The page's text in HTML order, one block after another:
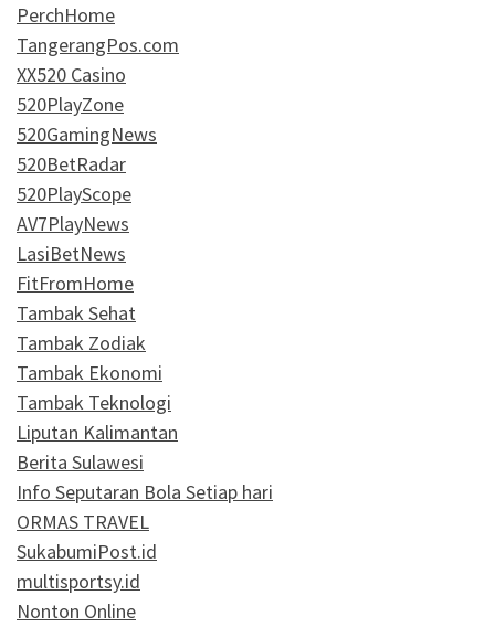
PerchHome
TangerangPos.com
XX520 Casino
520PlayZone
520GamingNews
520BetRadar
520PlayScope
AV7PlayNews
LasiBetNews
FitFromHome
Tambak Sehat
Tambak Zodiak
Tambak Ekonomi
Tambak Teknologi
Liputan Kalimantan
Berita Sulawesi
Info Seputaran Bola Setiap hari
ORMAS TRAVEL
SukabumiPost.id
multisportsy.id
Nonton Online